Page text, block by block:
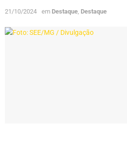
21/10/2024 em Destaque, Destaque